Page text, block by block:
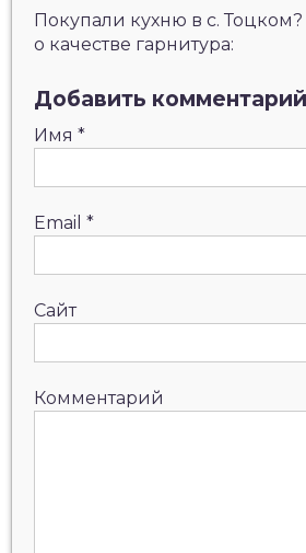
Покупали кухню в с. Тоцком?
о качестве гарнитура:
Добавить комментарий
Имя *
Email *
Сайт
Комментарий